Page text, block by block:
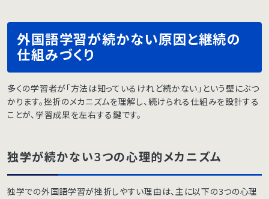
外国語学習が続かない原因と継続の
仕組みづくり
多くの学習者が「方法は知っているけれど続かない」という壁にぶつ
かります。挫折のメカニズムを理解し、続けられる仕組みを設計する
ことが、学習成果を左右する鍵です。
独学が続かない3つの心理的メカニズム
独学での外国語学習が挫折しやすい理由は、主に以下の3つの心理